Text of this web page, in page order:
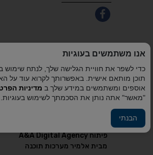
פיתוח A&A Digital Agency
מבית אלמיר מערכות תוכנה
אנו משתמשים בעוגיות
כדי לשפר את חוויית הגלישה שלך, לנתח שימוש
תוכן מותאם אישית. באפשרותך לקרוא עוד על
אוספים ומשתמשים במידע שלך ב מדיניות
"מאשר" אתה נותן את הסכמתך לשימוש בעוגיות.
הבנתי